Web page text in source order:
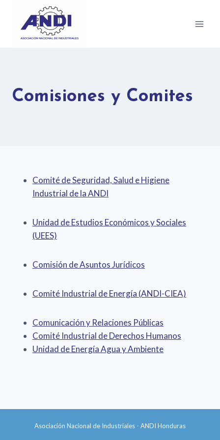
Comisiones y Comites
Comité de Seguridad, Salud e Higiene
Industrial de la ANDI
Unidad de Estudios Económicos y Sociales
(UEES)
Comisión de Asuntos Jurídicos
Comité Industrial de Energía (ANDI-CIEA)
Comunicación y Relaciones Públicas
Comité Industrial de Derechos Humanos
Unidad de Energía Agua y Ambiente
Asociación Nacional de Industriales - ANDI Honduras